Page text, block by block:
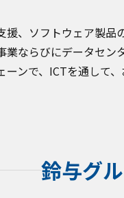
、ソフトウェア製
ならびにデータセン
ンで、ICTを通して
鈴与グ